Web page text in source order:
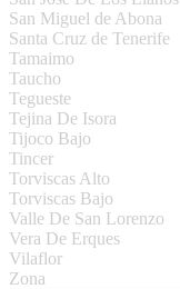
San Miguel de Abona
Santa Cruz de Tenerife
Tamaimo
Taucho
Tegueste
Tejina De Isora
Tijoco Bajo
Tincer
Torviscas Alto
Torviscas Bajo
Valle De San Lorenzo
Vera De Erques
Vilaflor
Zona